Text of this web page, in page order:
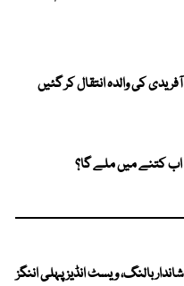
کی والدہ انتقال کر گئیں
اب کتنے میں ملے گا؟
بالنگ، ویسٹ انڈیز پہلی اننگز